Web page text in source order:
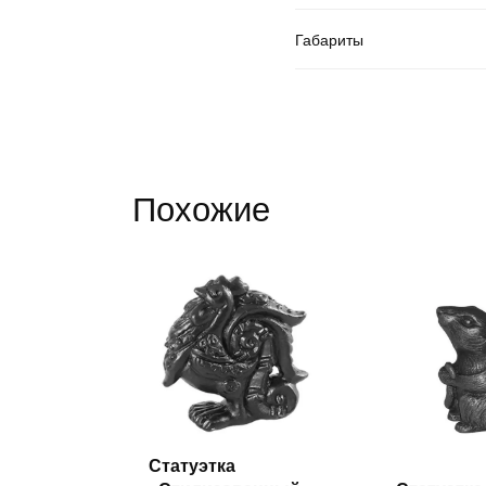
Габариты
Похожие
Статуэтка